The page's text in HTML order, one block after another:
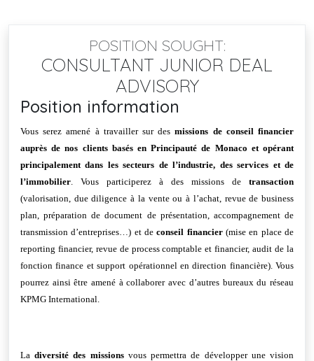
POSITION SOUGHT:
CONSULTANT JUNIOR DEAL
ADVISORY
Position information
Vous serez amené à travailler sur desmissions de conseil financier
auprès de nos clients basés en Principauté de Monaco et opérant
principalement dans les secteurs de l’industrie, des services et de
l’immobilier. Vous participerez à des missions de transaction
(valorisation, due diligence à la vente ou à l’achat, revue de business
plan, préparation de document de présentation, accompagnement de
transmission d’entreprises…) et deconseil financier(mise en place de
reporting financier, revue de process comptable et financier, audit de la
fonction finance et support opérationnel en direction financière). Vous
pourrez ainsi être amené à collaborer avec d’autres bureaux du réseau
KPMG International.
Ladiversité des missionsvous permettra de développer une vision